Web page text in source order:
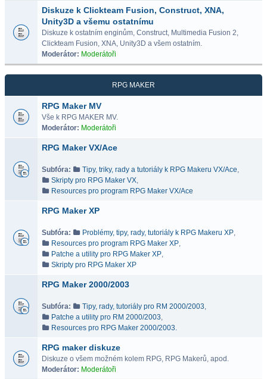
Diskuze k Clickteam Fusion, Construct, XNA,
Unity3D a všemu ostatnímu
Diskuze k ostatním enginům, Construct, Multimedia Fusion 2,
Clickteam Fusion, XNA, Unity3D a všem ostatním.
Moderátor: Moderátoři
RPG MAKER
RPG Maker MV
Vše k RPG MAKER MV.
Moderátor: Moderátoři
RPG Maker VX/Ace
Subfóra: Tipy, triky, rady a tutoriály k RPG Makeru VX/Ace,
Skripty pro RPG Maker VX,
Resources pro program RPG Maker VX/Ace
RPG Maker XP
Subfóra: Problémy, tipy, rady, tutoriály k RPG Makeru XP,
Resources pro program RPG Maker XP,
Patche a utility pro RPG Maker XP,
Skripty pro RPG Maker XP
RPG Maker 2000/2003
Subfóra: Tipy, rady, tutoriály pro RM 2000/2003,
Patche a utility pro RM 2000/2003,
Resources pro RPG Maker 2000/2003.
RPG maker diskuze
Diskuze o všem možném kolem RPG, RPG Makerů, apod.
Moderátor: Moderátoři